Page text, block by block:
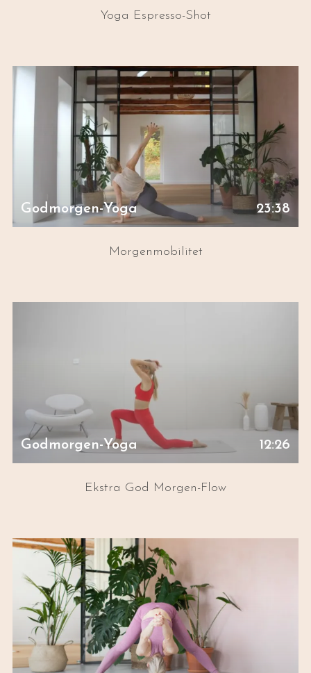
Yoga Espresso-Shot
Godmorgen-Yoga 23:38
Morgenmobilitet
Godmorgen-Yoga 12:26
Ekstra God Morgen-Flow